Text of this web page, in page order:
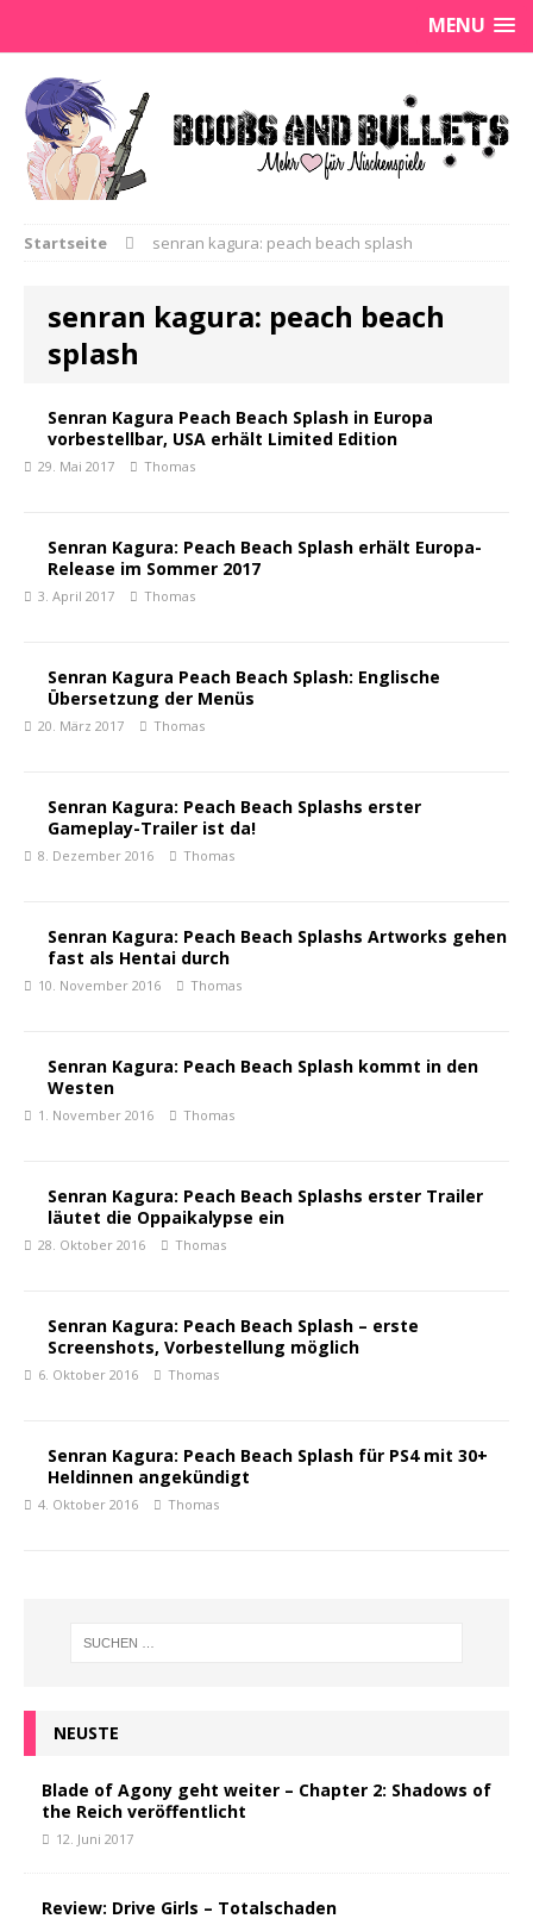
MENU
Startseite senran kagura: peach beach splash
senran kagura: peach beach
splash
Senran Kagura Peach Beach Splash in Europa
vorbestellbar, USA erhält Limited Edition
29. Mai 2017 Thomas
Senran Kagura: Peach Beach Splash erhält Europa-
Release im Sommer 2017
3. April 2017 Thomas
Senran Kagura Peach Beach Splash: Englische
Übersetzung der Menüs
20. März 2017 Thomas
Senran Kagura: Peach Beach Splashs erster
Gameplay-Trailer ist da!
8. Dezember 2016 Thomas
Senran Kagura: Peach Beach Splashs Artworks gehen
fast als Hentai durch
10. November 2016 Thomas
Senran Kagura: Peach Beach Splash kommt in den
Westen
1. November 2016 Thomas
Senran Kagura: Peach Beach Splashs erster Trailer
läutet die Oppaikalypse ein
28. Oktober 2016 Thomas
Senran Kagura: Peach Beach Splash – erste
Screenshots, Vorbestellung möglich
6. Oktober 2016 Thomas
Senran Kagura: Peach Beach Splash für PS4 mit 30+
Heldinnen angekündigt
4. Oktober 2016 Thomas
NEUSTE
Blade of Agony geht weiter – Chapter 2: Shadows of
the Reich veröffentlicht
12. Juni 2017
Review: Drive Girls – Totalschaden